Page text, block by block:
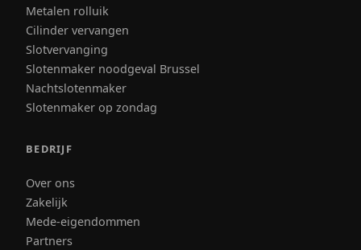
Metalen rolluik
Cilinder vervangen
Slotvervanging
Slotenmaker noodgeval Brussel
Nachtslotenmaker
Slotenmaker op zondag
BEDRIJF
Over ons
Zakelijk
Mede-eigendommen
Partners